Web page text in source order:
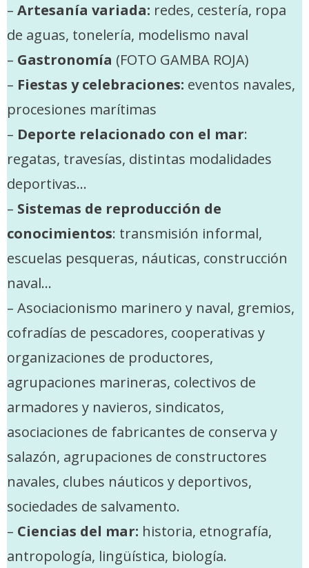
– Artesanía variada: redes, cestería, ropa
de aguas, tonelería, modelismo naval
– Gastronomía (FOTO GAMBA ROJA)
– Fiestas y celebraciones: eventos navales,
procesiones marítimas
– Deporte relacionado con el mar:
regatas, travesías, distintas modalidades
deportivas…
– Sistemas de reproducción de
conocimientos: transmisión informal,
escuelas pesqueras, náuticas, construcción
naval…
– Asociacionismo marinero y naval, gremios,
cofradías de pescadores, cooperativas y
organizaciones de productores,
agrupaciones marineras, colectivos de
armadores y navieros, sindicatos,
asociaciones de fabricantes de conserva y
salazón, agrupaciones de constructores
navales, clubes náuticos y deportivos,
sociedades de salvamento.
– Ciencias del mar: historia, etnografía,
antropología, lingüística, biología.